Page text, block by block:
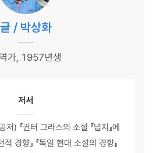
글 / 박상화
가, 1957년생
저서
저) 『귄터 그라스의 소설 『넙치』에
경향』 『독일 현대 소설의 경향』